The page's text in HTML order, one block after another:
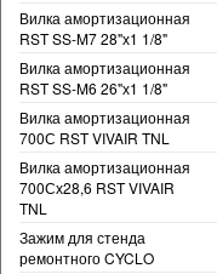
Вилка амортизационная
RST SS-M7 28"х1 1/8"
Вилка амортизационная
RST SS-M6 26"х1 1/8"
Вилка амортизационная
700С RST VIVAIR TNL
Вилка амортизационная
700Сх28,6 RST VIVAIR
TNL
Зажим для стенда
ремонтного CYCLO